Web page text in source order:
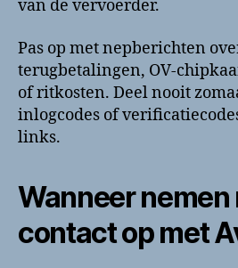
van de vervoerder.
Pas op met nepberichten
terugbetalingen, OV-
of ritkosten. Deel nooit
inlogcodes of
links.
Wanneer nemen
contact op met